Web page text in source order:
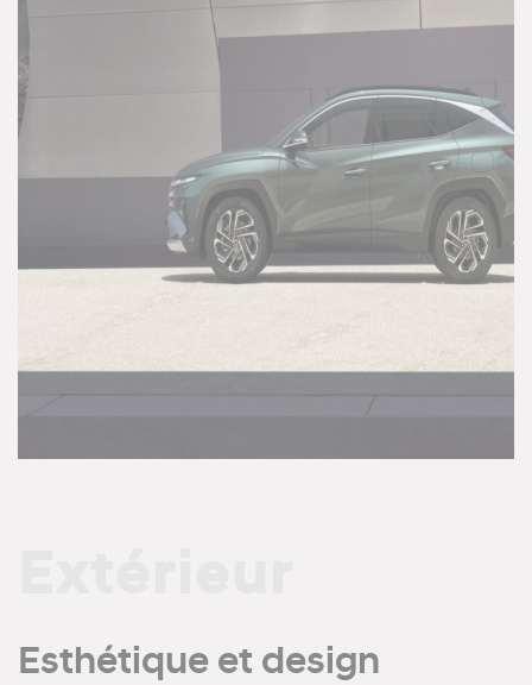
Esthétique et design